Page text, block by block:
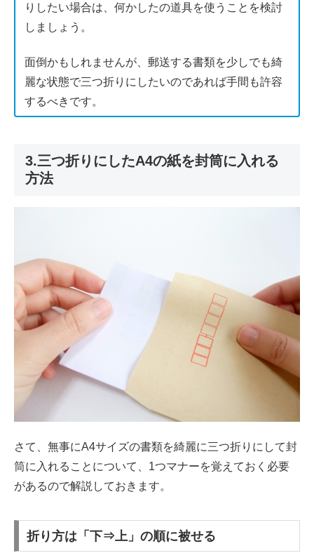
りしたい場合は、何かしたの道具を使うことを検討
しましょう。
面倒かもしれませんが、郵送する書類を少しでも綺
麗な状態で三つ折りにしたいのであれば手間も許容
するべきです。
3.三つ折りにしたA4の紙を封筒に入れる
方法
さて、無事にA4サイズの書類を綺麗に三つ折りにして封
筒に入れることについて、1つマナーを覚えておく必要
があるので解説しておきます。
折り方は「下⇒上」の順に被せる